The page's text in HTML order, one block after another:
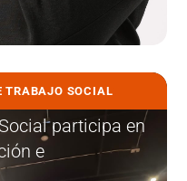
TRABAJO SOCIAL
participa en
e